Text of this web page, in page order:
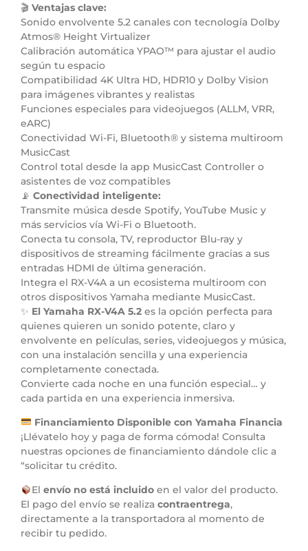
🎬 Ventajas clave:
Sonido envolvente 5.2 canales con tecnología Dolby
Atmos® Height Virtualizer
Calibración automática YPAO™ para ajustar el audio
según tu espacio
Compatibilidad 4K Ultra HD, HDR10 y Dolby Vision
para imágenes vibrantes y realistas
Funciones especiales para videojuegos (ALLM, VRR,
eARC)
Conectividad Wi-Fi, Bluetooth® y sistema multiroom
MusicCast
Control total desde la app MusicCast Controller o
asistentes de voz compatibles
📡 Conectividad inteligente:
Transmite música desde Spotify, YouTube Music y
más servicios vía Wi-Fi o Bluetooth.
Conecta tu consola, TV, reproductor Blu-ray y
dispositivos de streaming fácilmente gracias a sus
entradas HDMI de última generación.
Integra el RX-V4A a un ecosistema multiroom con
otros dispositivos Yamaha mediante MusicCast.
✨ El Yamaha RX-V4A 5.2 es la opción perfecta para
quienes quieren un sonido potente, claro y
envolvente en películas, series, videojuegos y música,
con una instalación sencilla y una experiencia
completamente conectada.
Convierte cada noche en una función especial… y
cada partida en una experiencia inmersiva.
Financiamiento Disponible con Yamaha Financia
¡Llévatelo hoy y paga de forma cómoda! Consulta
nuestras opciones de financiamiento dándole clic a
“solicitar tu crédito.
El envío no está incluidoen el valor del producto.
El pago del envío se realiza contraentrega,
directamente a la transportadora al momento de
recibir tu pedido.